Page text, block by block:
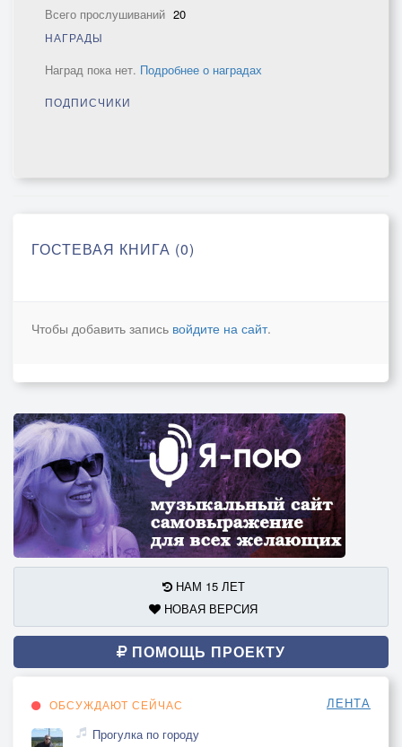
Всего прослушиваний 20
НАГРАДЫ
Наград пока нет. Подробнее о наградах
ПОДПИСЧИКИ
ГОСТЕВАЯ КНИГА (0)
Чтобы добавить запись войдите на сайт.
НАМ 15 ЛЕТ
НОВАЯ ВЕРСИЯ
ПОМОЩЬ ПРОЕКТУ
ОБСУЖДАЮТ СЕЙЧАС ЛЕНТА
Прогулка по городу